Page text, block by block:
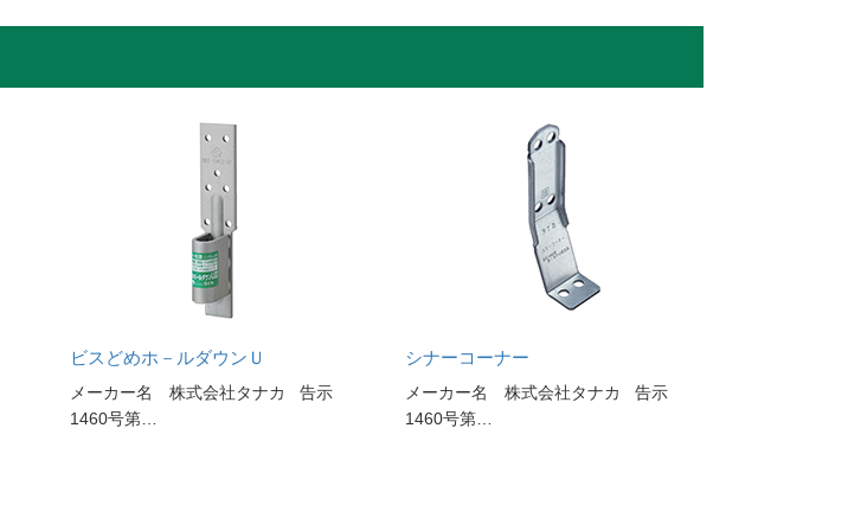
ビスどめホ－ルダウンＵ
メーカー名 株式会社タナカ 告示
1460号第…
シナーコーナー
メーカー名 株式会社タナカ 告示
1460号第…